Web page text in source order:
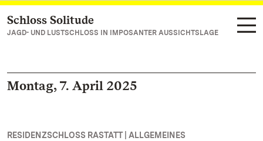
Zum Hauptinhalt springen
Schloss Solitude
JAGD- UND LUSTSCHLOSS IN IMPOSANTER AUSSICHTSLAGE
Montag, 7. April 2025
RESIDENZSCHLOSS RASTATT | ALLGEMEINES